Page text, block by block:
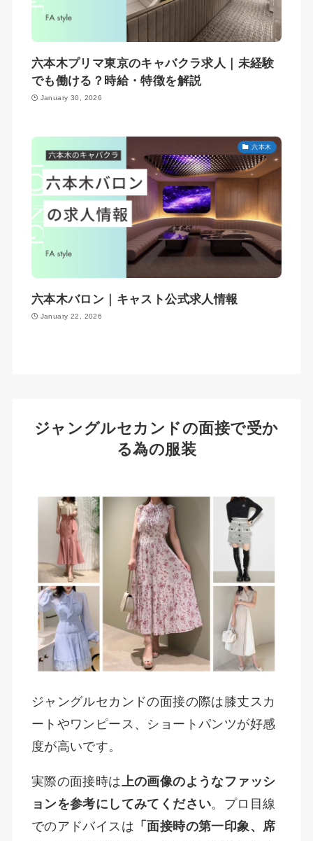
六本木プリマ東京のキャバクラ求人｜未経験
でも働ける？時給・特徴を解説
January 30, 2026
六本木
六本木バロン｜キャスト公式求人情報
January 22, 2026
ジャングルセカンドの面接で受か
る為の服装
ジャングルセカンドの面接の際は膝丈スカ
ートやワンピース、ショートパンツが好感
度が高いです。
実際の面接時は上の画像のようなファッシ
ョンを参考にしてみてください。プロ目線
でのアドバイスは 「面接時の第一印象、席